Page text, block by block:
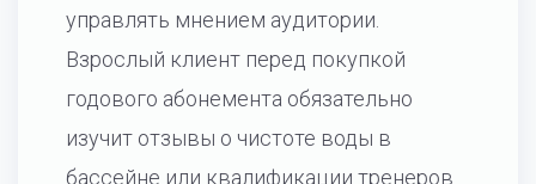
управлять мнением аудитории.
Взрослый клиент перед покупкой
годового абонемента обязательно
изучит отзывы о чистоте воды в
бассейне или квалификации тренеров